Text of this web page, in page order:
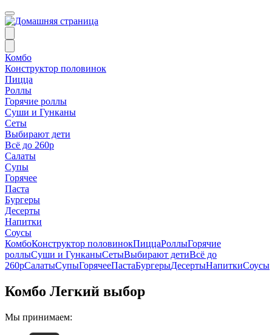
Комбо
Конструктор половинок
Пицца
Роллы
Горячие роллы
Суши и Гунканы
Сеты
Выбирают дети
Всё до 260р
Салаты
Супы
Горячее
Паста
Бургеры
Десерты
Напитки
Соусы
КомбоКонструктор половинокПиццаРоллыГорячие
роллыСуши и ГунканыСетыВыбирают детиВсё до
260рСалатыСупыГорячееПастаБургерыДесертыНапиткиСоусы
Комбо Легкий выбор
Мы принимаем: